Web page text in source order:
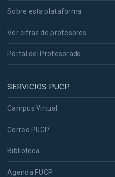
Sobre esta plataforma
Ver cifras de profesores
Portal del Profesorado
SERVICIOS PUCP
Campus Virtual
Correo PUCP
Biblioteca
Agenda PUCP